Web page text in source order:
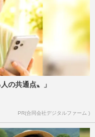
の共通点〟」
PR(合同会社デジタルファーム )